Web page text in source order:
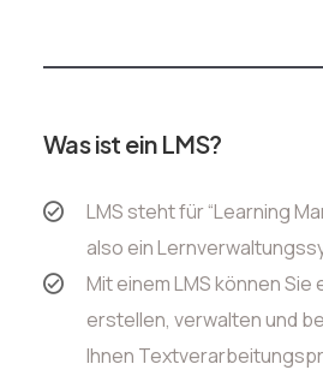
Was ist ein LMS?
LMS steht für “Learning
also ein
Mit einem LMS können
erstellen, verwalten und
Ihnen